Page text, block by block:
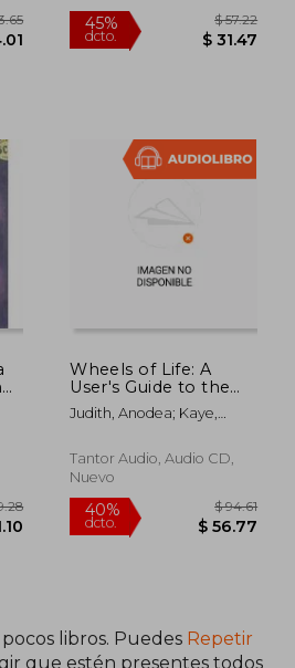
40%
Wheels of Life: A
User's Guide to the
Chakra System (en
Inglés)
Judith, Anodea; Kaye,
Tantor Audio, Audio CD,
Nuevo
libros. Puedes Repetir
que estén presentes todos